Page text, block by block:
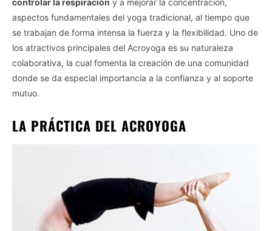
controlar la respiración y a mejorar la concentración,
aspectos fundamentales del yoga tradicional, al tiempo que
se trabajan de forma intensa la fuerza y la flexibilidad. Uno de
los atractivos principales del Acroyoga es su naturaleza
colaborativa, la cual fomenta la creación de una comunidad
donde se da especial importancia a la confianza y al soporte
mutuo.
LA PRÁCTICA DEL ACROYOGA